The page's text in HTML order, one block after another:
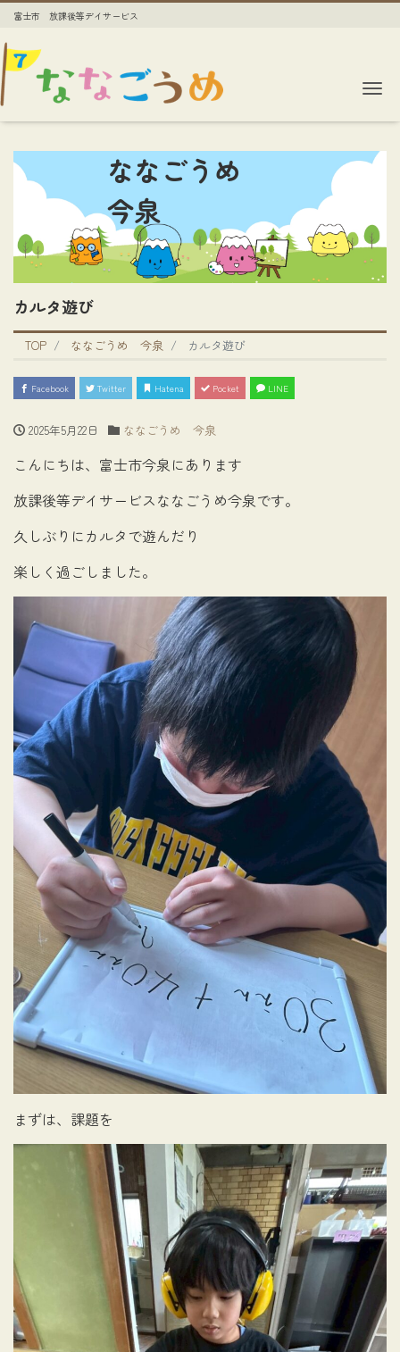
富士市 放課後等デイサービス
ななごうめ
今泉
カルタ遊び
TOP ななごうめ 今泉 カルタ遊び
Facebook Twitter Hatena Pocket LINE
2025年5月22日 ななごうめ 今泉
こんにちは、富士市今泉にあります
放課後等デイサービスななごうめ今泉です。
久しぶりにカルタで遊んだり
楽しく過ごしました。
まずは、課題を